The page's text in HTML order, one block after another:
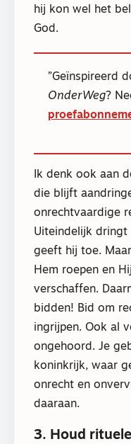
hij kon wel het
God.
Geïnspireerd
OnderWeg?
Ik denk ook aan
die blijft
onrechtvaardige
Uiteindelijk dringt
geeft hij toe.
Hem roepen en
verschaffen.
bidden! Bid om
ingrijpen. Ook al
ongehoord. Je
koninkrijk, waar
onrecht en
daaraan.
3. Houd